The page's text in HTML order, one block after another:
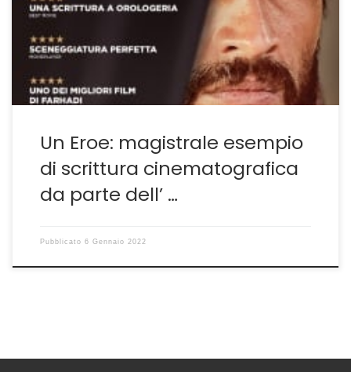
https://guidoschittone.com/tutti-lo-sanno-farhadi-piu-
di-mestiere-che-di-ispirazione/– e lo fa in modo
ottimale. Non importa che a Cannes il suo film abbia
soltanto vinto-ex […]
Un Eroe: magistrale esempio
di scrittura cinematografica
da parte dell’ …
Pubblicato 6 Gennaio 2022